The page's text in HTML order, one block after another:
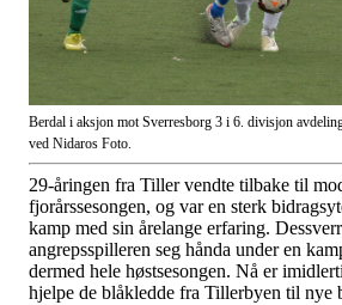
Berdal i aksjon mot Sverresborg 3 i 6. divisjon
ved Nidaros Foto.
29-åringen fra Tiller vendte tilbake til
fjorårssesongen, og var en sterk
kamp med sin årelange erfaring.
angrepsspilleren seg hånda under en
dermed hele høstsesongen. Nå er
hjelpe de blåkledde fra Tillerbyen til nye